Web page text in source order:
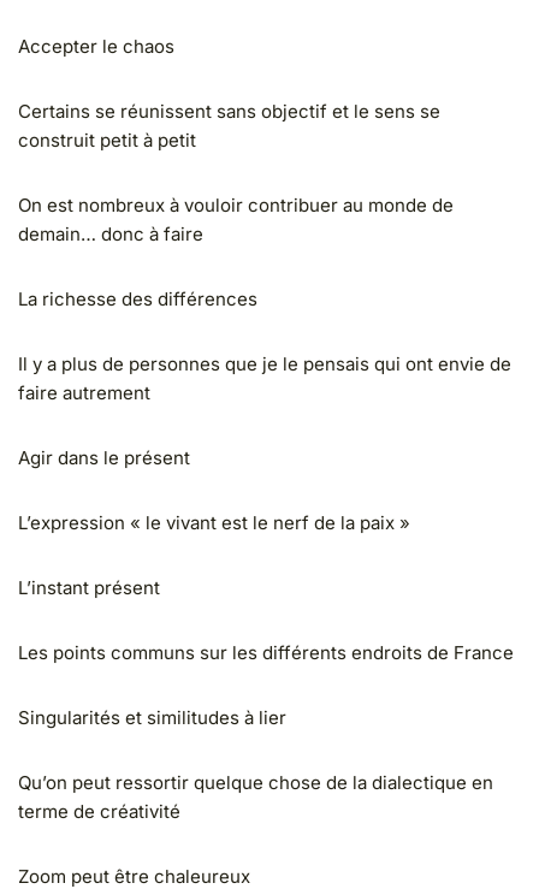
Accepter le chaos
Certains se réunissent sans objectif et le sens se
construit petit à petit
On est nombreux à vouloir contribuer au monde de
demain… donc à faire
La richesse des différences
Il y a plus de personnes que je le pensais qui ont envie de
faire autrement
Agir dans le présent
L’expression « le vivant est le nerf de la paix »
L’instant présent
Les points communs sur les différents endroits de France
Singularités et similitudes à lier
Qu’on peut ressortir quelque chose de la dialectique en
terme de créativité
Zoom peut être chaleureux